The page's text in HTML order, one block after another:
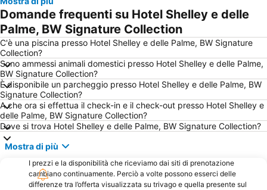
San Terenzo
Cerreto Laghi
Isola Palmaria
Forte dei Marmi
Parco Nazionale Appennino Tosco Emiliano
Tonfano
Santa Rita
Lungomare
Fiumaretta
Darsena
Baia Blu
Porto di Lerici
Baia delle Favole
Stazione di Viareggio
La Spiaggia di Levanto
Parco Naturale dell'Orecchiella
Parco Nazionale delle Cinque Terre
La Stazione Ferroviaria
Spiaggia di Fegina
Lido di Moneglia
Domande frequenti su Hotel Shelley e delle
Palme, BW Signature Collection
C'è una piscina presso Hotel Shelley e delle Palme, BW Signature
Collection?
Sono ammessi animali domestici presso Hotel Shelley e delle Palme,
BW Signature Collection?
È disponibile un parcheggio presso Hotel Shelley e delle Palme, BW
Signature Collection?
A che ora si effettua il check-in e il check-out presso Hotel Shelley e
delle Palme, BW Signature Collection?
Dove si trova Hotel Shelley e delle Palme, BW Signature Collection?
Mostra di più
I prezzi e la disponibilità che riceviamo dai siti di prenotazione
cambiano continuamente. Perciò a volte possono esserci delle
differenze tra l’offerta visualizzata su trivago e quella presente sul